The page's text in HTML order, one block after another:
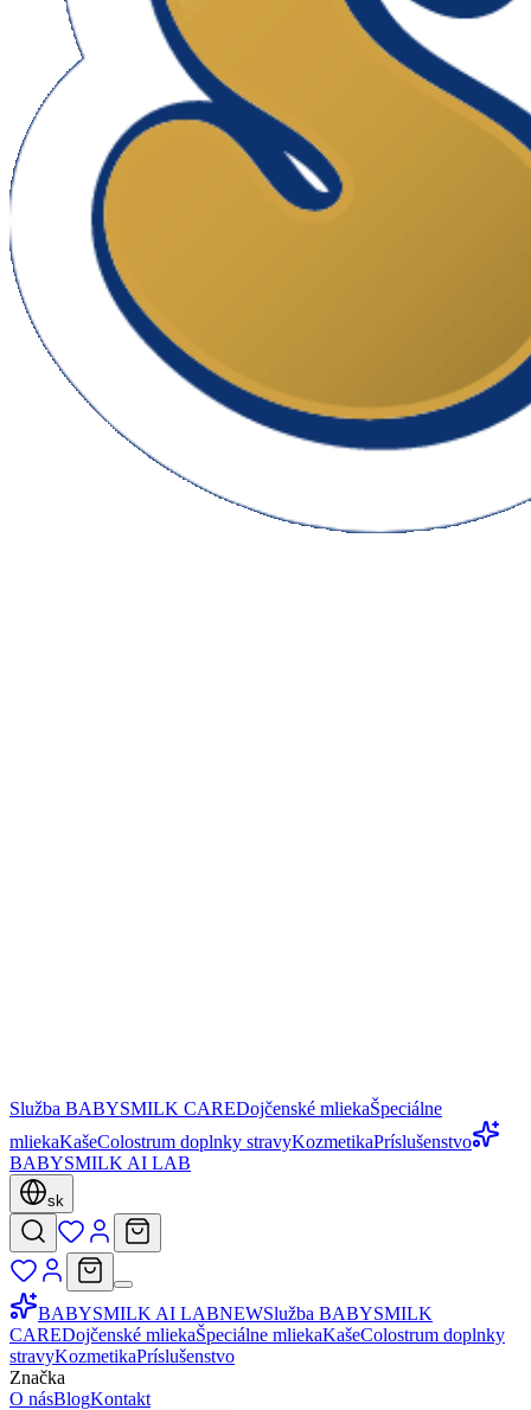
Služba BABYSMILK CAREDojčenské mliekaŠpeciálne
mliekaKašeColostrum doplnky stravyKozmetikaPríslušenstvo
BABYSMILK AI LAB
sk
BABYSMILK AI LABNEWSlužba BABYSMILK
CAREDojčenské mliekaŠpeciálne mliekaKašeColostrum doplnky
stravyKozmetikaPríslušenstvo
Značka
O násBlogKontakt